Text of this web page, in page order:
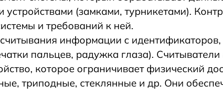
устройствами (замками, турникетами).
и требований к ней.
информации с
пальцев, радужка глаза).
которое ограничивает физический
триподные, стеклянные и др. Они